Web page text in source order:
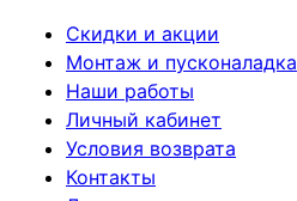
Скидки и акции
Монтаж и пусконаладка
Наши работы
Личный кабинет
Условия возврата
Контакты